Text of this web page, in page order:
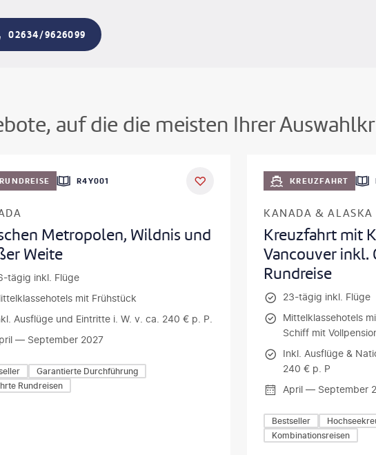
02634/9626099
auf die die meisten Ihrer
RUNDREISE R4Y001
Metropolen, Wildnis und
Weite
tägig inkl. Flüge
mit Frühstück
Ausflüge und Eintritte i. W. v. ca. 240 € p. P.
— September 2027
Garantierte Durchführung
Rundreisen
KREUZFAHRT
KANADA & ALASKA
Kreuzfahrt mit
Vancouver inkl.
Rundreise
23-tägig inkl. Flüge
Mittelklassehotels
Schiff mit
Inkl. Ausflüge &
240 € p. P
April — September
Bestseller
Kombinationsreisen